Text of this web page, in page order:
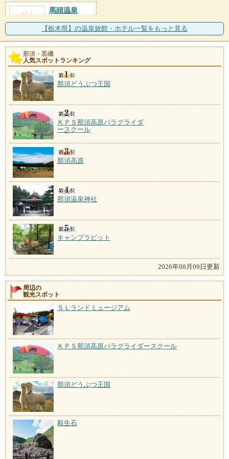
馬頭温泉
【栃木県】の温泉旅館・ホテル一覧をもっと見る
那須・黒磯
人気スポットランキング
那須どうぶつ王国
ＫＰＳ那須高原パラグライダ
ースクール
那須高原
那須温泉神社
キャンプラビット
2026年08月09日更新
周辺の
観光スポット
ＳＬランドミュージアム
ＫＰＳ那須高原パラグライダースクール
那須どうぶつ王国
殺生石